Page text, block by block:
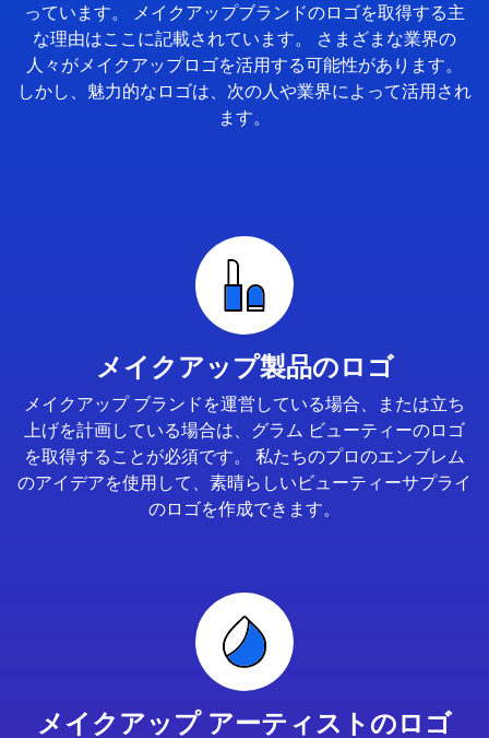
っています。 メイクアップブランドのロゴを取得する主
な理由はここに記載されています。 さまざまな業界の
人々がメイクアップロゴを活用する可能性があります。
しかし、魅力的なロゴは、次の人や業界によって活用され
ます。
メイクアップ製品のロゴ
メイクアップ ブランドを運営している場合、または立ち
上げを計画している場合は、グラム ビューティーのロゴ
を取得することが必須です。 私たちのプロのエンブレム
のアイデアを使用して、素晴らしいビューティーサプライ
のロゴを作成できます。
メイクアップ アーティストのロゴ